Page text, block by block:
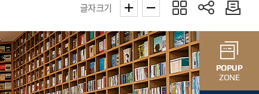
글자크기
POPUP
ZONE